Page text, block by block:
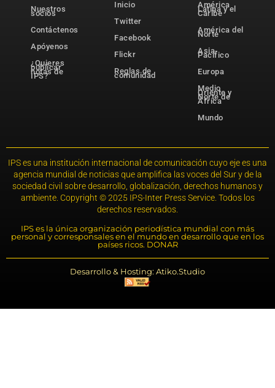
Nuestros
socios
Contáctenos
Apóyenos
¿Quieres
publicar
notas de
IPS?
Inicio
Twitter
Facebook
Flickr
Reglas de
comunidad
América
Latina y el
Caribe
América del
Norte
Asia-
Pacífico
Europa
Medio
Oriente y
Norte de
África
Mundo
IPS es una institución internacional de comunicación cuyo eje es una
agencia mundial de noticias que amplifica las voces del Sur y de la
sociedad civil sobre desarrollo, globalización, derechos humanos y
ambiente. Copyright © 2025 IPS-Inter Press Service. Todos los
derechos reservados.
IPS es la única organización periodística mundial con más
personal y corresponsales en el mundo en desarrollo que en los
países ricos. DONAR
Desarrollo & Hosting: Atiko.Studio